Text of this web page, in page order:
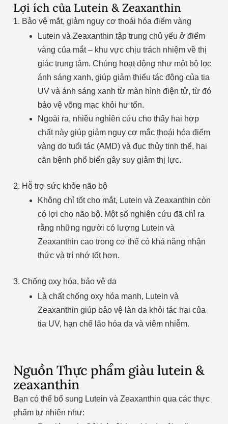
Lợi ích của Lutein & Zeaxanthin
1. Bảo vệ mắt, giảm nguy cơ thoái hóa điểm vàng
Lutein và Zeaxanthin tập trung chủ yếu ở điểm
vàng của mắt – khu vực chịu trách nhiệm về thị
giác trung tâm. Chúng hoạt động như một bộ lọc
ánh sáng xanh, giúp giảm thiểu tác động của tia
UV và ánh sáng xanh từ màn hình điện tử, từ đó
bảo vệ võng mạc khỏi hư tổn.
Ngoài ra, nhiều nghiên cứu cho thấy hai hợp
chất này giúp giảm nguy cơ mắc thoái hóa điểm
vàng do tuổi tác (AMD) và đục thủy tinh thể, hai
căn bệnh phổ biến gây suy giảm thị lực.
2. Hỗ trợ sức khỏe não bộ
Không chỉ tốt cho mắt, Lutein và Zeaxanthin còn
có lợi cho não bộ. Một số nghiên cứu đã chỉ ra
rằng những người có lượng Lutein và
Zeaxanthin cao trong cơ thể có khả năng nhận
thức và trí nhớ tốt hơn.
3. Chống oxy hóa, bảo vệ da
Là chất chống oxy hóa mạnh, Lutein và
Zeaxanthin giúp bảo vệ làn da khỏi tác hại của
tia UV, hạn chế lão hóa da và viêm nhiễm.
Nguồn Thực phẩm giàu lutein &
zeaxanthin
Bạn có thể bổ sung Lutein và Zeaxanthin qua các thực
phẩm tự nhiên như: